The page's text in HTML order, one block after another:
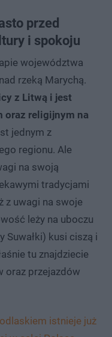
przed
i spokoju
województwa
rzeką Marychą.
z Litwą i jest
oraz religijnym na
jednym z
regionu. Ale
na swoją
tradycjami
z uwagi na swoje
leży na uboczu
Suwałki) kusi ciszą i
tu znajdziecie
oraz przejazdów
istnieje już